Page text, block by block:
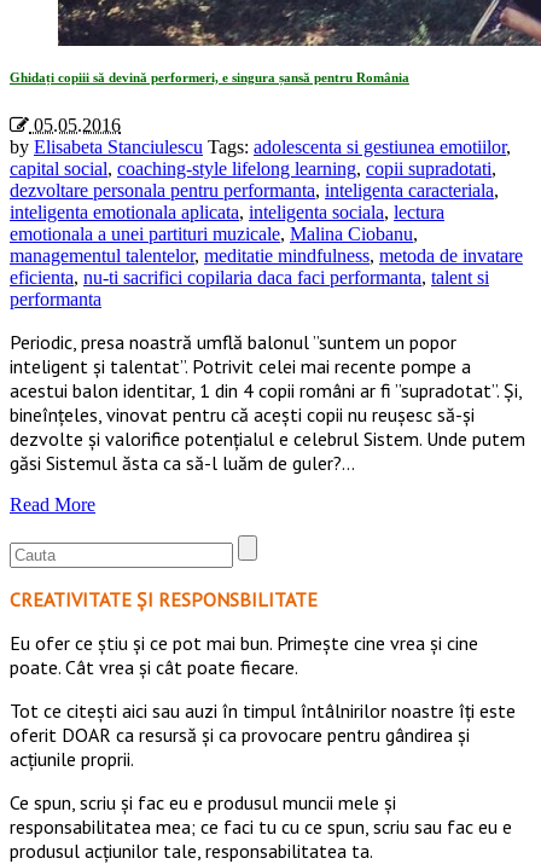
Ghidați copiii să devină performeri, e singura șansă pentru România
05.05.2016
by Elisabeta Stanciulescu Tags: adolescenta si gestiunea emotiilor,
capital social, coaching-style lifelong learning, copii supradotati,
dezvoltare personala pentru performanta, inteligenta caracteriala,
inteligenta emotionala aplicata, inteligenta sociala, lectura
emotionala a unei partituri muzicale, Malina Ciobanu,
managementul talentelor, meditatie mindfulness, metoda de invatare
eficienta, nu-ti sacrifici copilaria daca faci performanta, talent si
performanta
Periodic, presa noastră umflă balonul ”suntem un popor
inteligent și talentat”. Potrivit celei mai recente pompe a
acestui balon identitar, 1 din 4 copii români ar fi ”supradotat”. Și,
bineînțeles, vinovat pentru că acești copii nu reușesc să-și
dezvolte și valorifice potențialul e celebrul Sistem. Unde putem
găsi Sistemul ăsta ca să-l luăm de guler?…
Read More
CREATIVITATE ȘI RESPONSBILITATE
Eu ofer ce ştiu şi ce pot mai bun. Primeşte cine vrea şi cine
poate. Cât vrea şi cât poate fiecare.
Tot ce citești aici sau auzi în timpul întâlnirilor noastre îți este
oferit DOAR ca resursă şi ca provocare pentru gândirea și
acţiunile proprii.
Ce spun, scriu și fac eu e produsul muncii mele și
responsabilitatea mea; ce faci tu cu ce spun, scriu sau fac eu e
produsul acțiunilor tale, responsabilitatea ta.